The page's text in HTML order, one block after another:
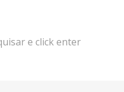
e click enter